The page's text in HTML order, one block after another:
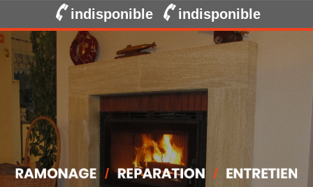
indisponible indisponible